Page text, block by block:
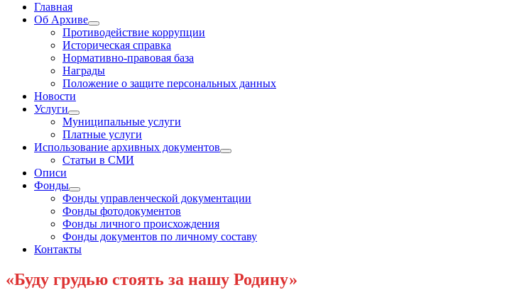
Главная
Об Архиве
Show
sub
menu
Противодействие коррупции
Историческая справка
Нормативно-правовая база
Награды
Положение о защите персональных данных
Новости
Услуги
Show
sub
menu
Муниципальные услуги
Платные услуги
Использование архивных документов
Show
Статьи в СМИ
Описи
Фонды
Show
sub
menu
Фонды управленческой документации
Фонды фотодокументов
Фонды личного происхождения
Фонды документов по личному составу
Контакты
«Буду грудью стоять за нашу Родину»